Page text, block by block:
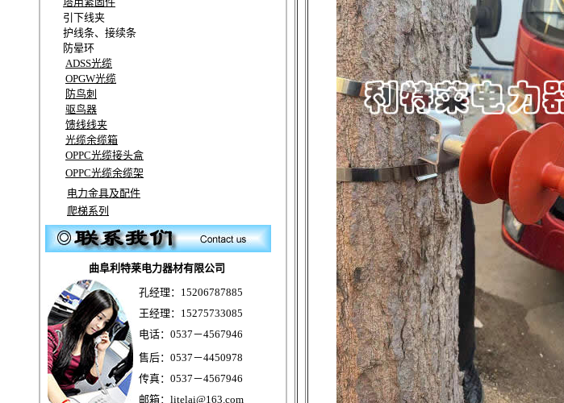
引下线夹
护线条、接续条
防晕环
ADSS光缆
OPGW光缆
防鸟刺
驱鸟器
馈线线夹
光缆余缆箱
OPPC光缆接头盒
OPPC光缆余缆架
电力金具及配件
爬梯系列
曲阜利特莱电力器材有限公司
孔经理：15206787885
王经理：15275733085
电话：0537－4567946
售后：0537－4450978
传真：0537－4567946
邮箱：litelai@163.com